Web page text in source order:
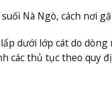
Nà Ngò, cách nơi
dưới lớp cát do
các thủ tục theo quy